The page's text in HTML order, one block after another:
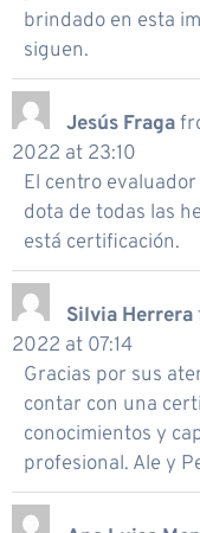
brindado en esta
siguen.
Jesús Fraga
2022 at 23:10
El centro
dota de todas las
está certificación.
Silvia Herrera
2022 at 07:14
Gracias por sus
contar con una
conocimientos y
profesional. Ale y